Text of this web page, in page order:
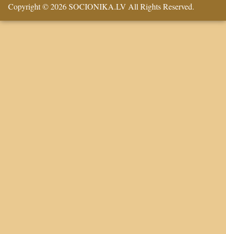
Copyright © 2026 SOCIONIKA.LV All Rights Reserved.